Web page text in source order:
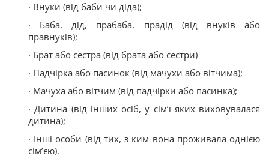
· Внуки (від баби чи діда);
· Баба, дід, прабаба, прадід (від внуків або
правнуків);
· Брат або сестра (від брата або сестри)
· Падчірка або пасинок (від мачухи або вітчима);
· Мачуха або вітчим (від падчірки або пасинка);
· Дитина (від інших осіб, у сім’ї яких виховувалася
дитина);
· Інші особи (від тих, з ким вона проживала однією
сім’єю).